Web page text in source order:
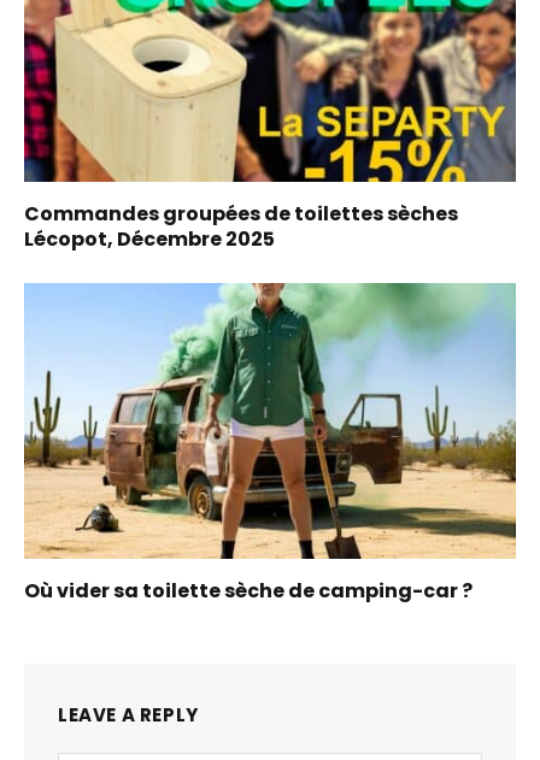
Commandes groupées de toilettes sèches
Lécopot, Décembre 2025
Où vider sa toilette sèche de camping-car ?
LEAVE A REPLY